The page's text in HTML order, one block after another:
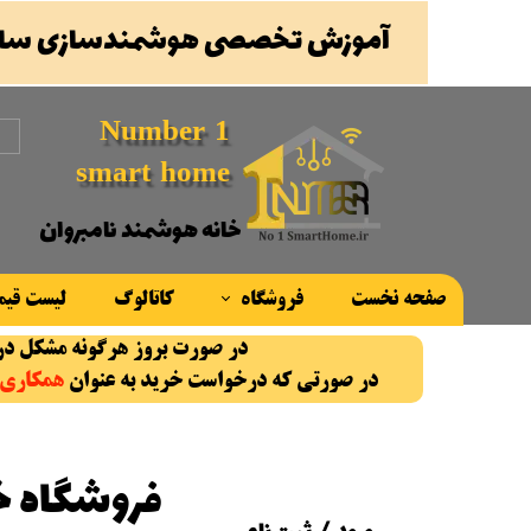
Number 1
smart home
صفحه نخست فروشگاه
محصولات
برند ها
کاتالوگ لیست
خانه هوشمند نامبروان
آموزش تخصصی هوشمندسازی
در صورت بروز هرگونه مشکل در روند سفارش، با شماره
در صورتی که درخواست خرید به عنوان